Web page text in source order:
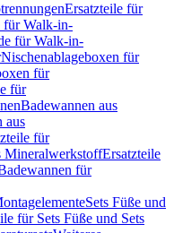
Ersatzteile für
für Walk-in-
für Walk-in-
Nischenablageboxen für
für
für
Badewannen aus
aus
für
MineralwerkstoffErsatzteile
für
Sets Füße und
für Sets Füße und Sets